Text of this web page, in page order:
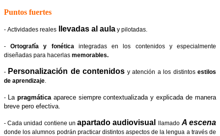
Puntos fuertes
- Actividades reales llevadas al aula y pilotadas.
-Ortografía y fonéticaintegradas en los contenidos y especialmente
diseñadas para hacerlas memorables.
- Personalización de contenidos y atención a los distintosestilos
de aprendizaje.
- La pragmáticaaparece siempre contextualizada y explicada de manera
breve pero efectiva.
-Cada unidad contiene unapartado audiovisual llamado A escena
donde los alumnos podrán practicar distintos aspectos de la lengua a través de